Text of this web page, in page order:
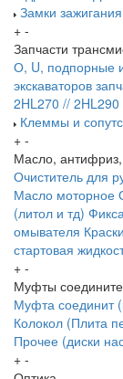
Замки
+ -
Запчасти
О, U, подпорные
экскаваторов
2HL270 //
Клеммы и
+ -
Масло,
Очиститель для
Масло моторное
(литол и тд)
омывателя
стартовая
+ -
Муфты
Муфта соединит
Колокол (Плита
Прочее (диски
+ -